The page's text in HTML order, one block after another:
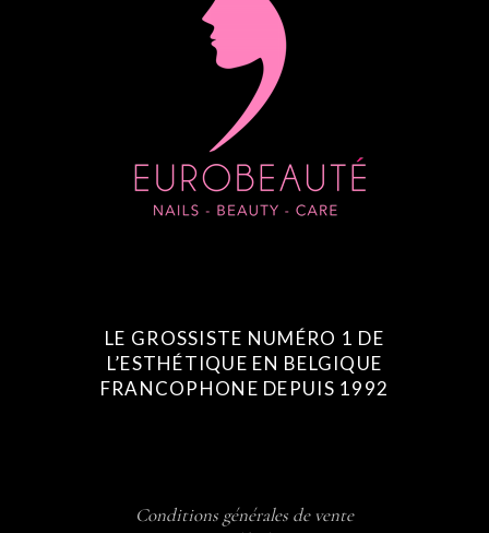
LE GROSSISTE NUMÉRO 1 DE
L’ESTHÉTIQUE EN BELGIQUE
FRANCOPHONE DEPUIS 1992
Conditions générales de vente